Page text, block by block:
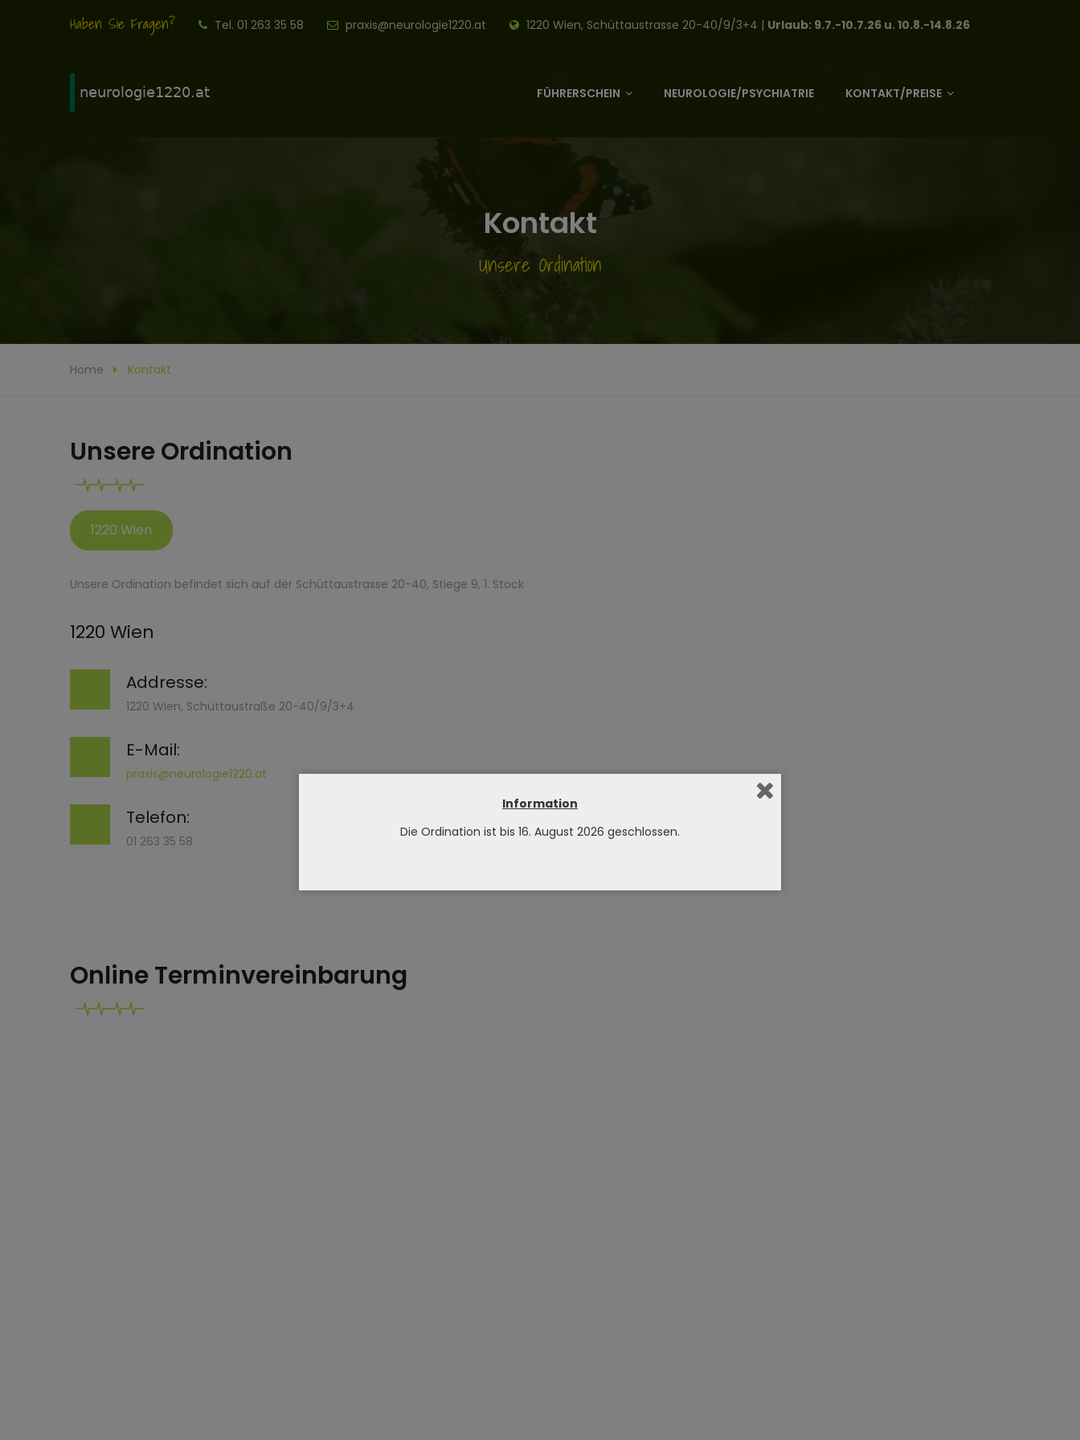
Haben Sie Fragen? Tel. 01 263 35 58 praxis@neurologie1220.at 1220 Wien, Schüttaustrasse 20-40/9/3+4 | Urlaub: 9.7.-10.7.26 u. 10.8.-14.8.26
FÜHRERSCHEIN NEUROLOGIE/PSYCHIATRIE KONTAKT/PREISE
Kontakt
Unsere Ordination
Home Kontakt
Unsere Ordination
1220 Wien
Unsere Ordination befindet sich auf der Schüttaustrasse 20-40, Stiege 9, 1. Stock
1220 Wien
Addresse:
1220 Wien, Schüttaustraße 20-40/9/3+4
E-Mail:
praxis@neurologie1220.at
Telefon:
01 263 35 58
Online Terminvereinbarung
Information
Die Ordination ist bis 16. August 2026 geschlossen.